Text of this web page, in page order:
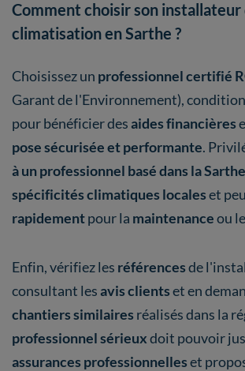
Comment choisir son installateur
climatisation en Sarthe ?
Choisissez un professionnel certifié
Garant de l'Environnement),
pour bénéficier desaides financières
pose sécurisée et performante.
à un professionnel basé dans la Sarthe
spécificités climatiques localeset
rapidementpour la maintenanceou le
Enfin, vérifiez les référencesde
consultant lesavis clientset en
chantiers similaires réalisés dans la
professionnel sérieuxdoit pouvoir
assurances professionnelleset